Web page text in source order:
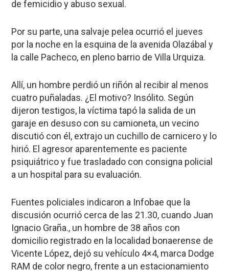
de femicidio y abuso sexual.
Por su parte, una salvaje pelea ocurrió el jueves
por la noche en la esquina de la avenida Olazábal y
la calle Pacheco, en pleno barrio deVilla Urquiza.
Allí, un hombre perdió un riñón al recibir al menos
cuatro puñaladas. ¿El motivo? Insólito. Según
dijeron testigos, la víctima tapó la salida de un
garaje en desuso con su camioneta, un vecino
discutió con él, extrajo un cuchillo de carnicero y lo
hirió. El agresor aparentemente es paciente
psiquiátrico y fue trasladado con consigna policial
a un hospital para su evaluación.
Fuentes policiales indicaron a Infobae que la
discusión ocurrió cerca de las 21.30, cuando Juan
Ignacio Graña., un hombre de 38 años con
domicilio registrado en la localidad bonaerense de
Vicente López, dejó su vehículo 4×4, marca Dodge
RAM de color negro, frente a un estacionamiento